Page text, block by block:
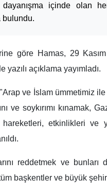
dayanışma içinde olan
bulundu.
göre Hamas, 29
yazılı açıklama yayımladı.
ve İslam ümmetimiz ile
ve soykırımı kınamak,
etkinlikleri ve
reddetmek ve
başkentler ve büyük